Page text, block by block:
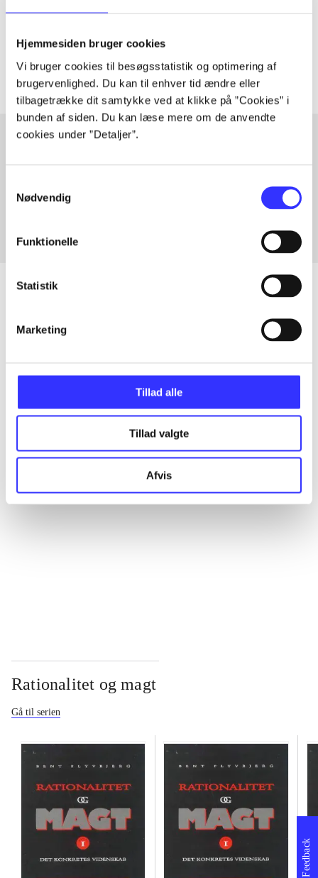
Hjemmesiden bruger cookies
Vi bruger cookies til besøgsstatistik og optimering af
brugervenlighed. Du kan til enhver tid ændre eller
tilbagetrække dit samtykke ved at klikke på ”Cookies” i
bunden af siden. Du kan læse mere om de anvendte
cookies under ”Detaljer”.
Nødvendig
Funktionelle
Statistik
Marketing
Tillad alle
Tillad valgte
Afvis
Artiklerne ihandler ofte om
Fra
Artikler
Rationalitet og magt
Gå til serien
Feedback